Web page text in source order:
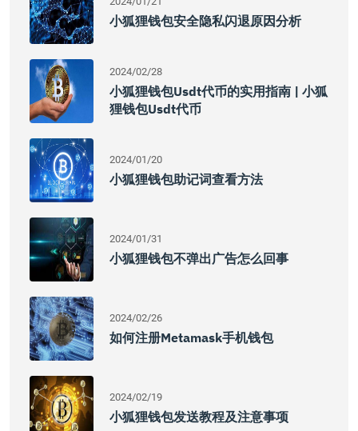
小狐狸钱包安全隐私闪退原因分析
2024/02/28
小狐狸钱包usdt代币的实用指南 | 小狐
狸钱包usdt代币
2024/01/20
小狐狸钱包助记词查看方法
2024/01/31
小狐狸钱包不弹出广告怎么回事
2024/02/26
如何注册metamask手机钱包
2024/02/19
小狐狸钱包发送教程及注意事项